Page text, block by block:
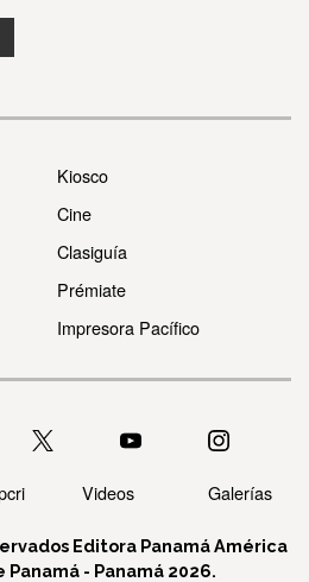
Kiosco
Cine
Clasiguía
Prémiate
Impresora Pacífico
Videos Galerías
Editora Panamá América
Panamá - Panamá 2026.